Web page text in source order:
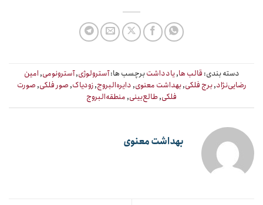
دسته بندی: قالب ها,یادداشتبرچسب ها:آسترولوژی,آسترونومی,امین
رضایی‌نژاد,برج فلکی,بهداشت معنوی,دایره‌البروج,زودیاک,صور فلکی,صورت
فلکی,طالع‌بینی,منطقه‌البروج
بهداشت معنوی